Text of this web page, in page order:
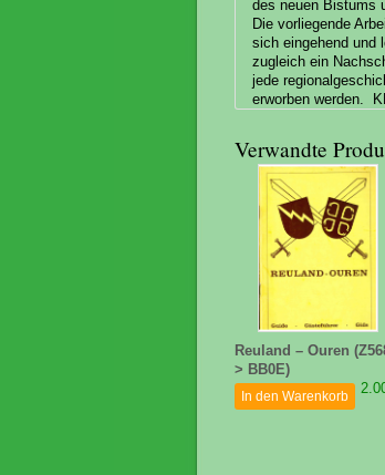
des neuen Bistums
Die vorliegende
sich eingehend und
zugleich ein
jede
erworben werden.
Verwandte
Reuland – Ouren
> BB0E)
In den Warenkorb